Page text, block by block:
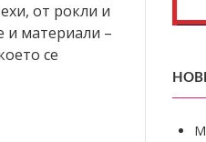
от рокли и
и материали –
се